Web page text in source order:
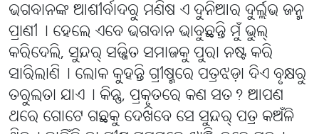
ଭଗବାନଙ୍କ ଆଶୀର୍ବାଦରୁ ମଣିଷ ଏ ଦୁନିଆର ଦୁର୍ଲ୍ଲଭ ଜନ୍ମ
ପ୍ରାଣୀ୤ ହେଲେ ଏବେ ଭଗବାନ ଭାବୁଛନ୍ତି ମୁଁ ଭୁଲ୍
କରିଦେଲି, ସୁନ୍ଦର୍ ସଜ୍ଜିତ ସମାଜକୁ ପୁରା ନଷ୍ଟ କରି
ସାରିଲାଣି୤ ଲୋକ କୁହନ୍ତି ଗ୍ରୀଷ୍ମରେ ପତ୍ରଝଡ଼ା ଦିଏ ବୃକ୍ଷରୁ
ତରୁଲତା ଯାଏ୤ କିନ୍ତୁ, ପ୍ରକୃତରେ କଣ ସତ? ଆପଣ
ଥରେ ଗୋଟେ ଗଛକୁ ଦେଖିବେ ସେ ସୁନ୍ଦର୍ ପତ୍ର କଅଁଳି